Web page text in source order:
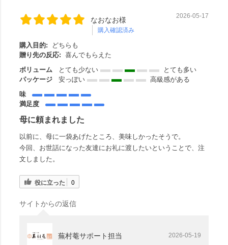
なおなお様
購入確認済み
2026-05-17
購入目的:
どちらも
贈り先の反応: 喜んでもらえた
ボリューム
とても少ない
とても多い
パッケージ
安っぽい
高級感がある
味
満足度
母に頼まれました
以前に、母に一袋あげたところ、美味しかったそうで。
今回、お世話になった友達にお礼に渡したいということで、注
文しました。
役に立った 0
サイトからの返信
蕪村菴サポート担当 2026-05-19